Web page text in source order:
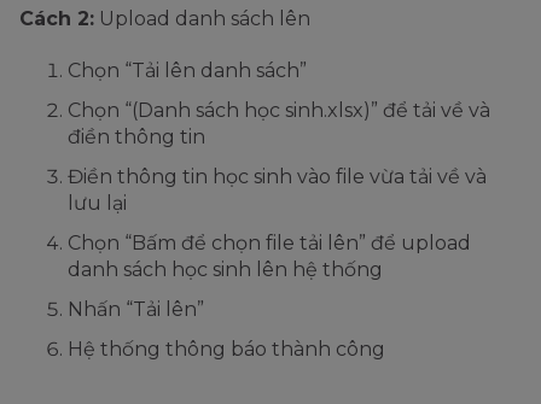
Cách 2: Upload danh sách lên
Chọn “Tải lên danh sách”
Chọn “(Danh sách học sinh.xlsx)” để tải về và
điền thông tin
Điền thông tin học sinh vào file vừa tải về và
lưu lại
Chọn “Bấm để chọn file tải lên” để upload
danh sách học sinh lên hệ thống
Nhấn “Tải lên”
Hệ thống thông báo thành công